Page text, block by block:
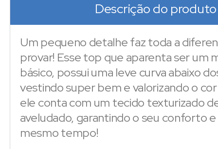
Descrição do produto
Um pequeno detalhe faz toda a
provar! Esse top que aparenta ser um
básico, possui uma leve curva abaixo
vestindo super bem e valorizando o
ele conta com um tecido texturizado
aveludado, garantindo o seu conforto
mesmo tempo!